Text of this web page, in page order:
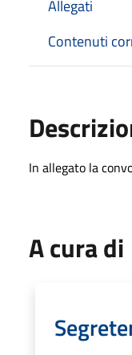
Allegati
Contenuti
In allegato la
A cura di